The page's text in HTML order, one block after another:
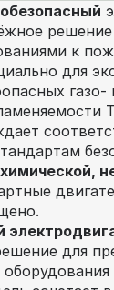
к
для
для